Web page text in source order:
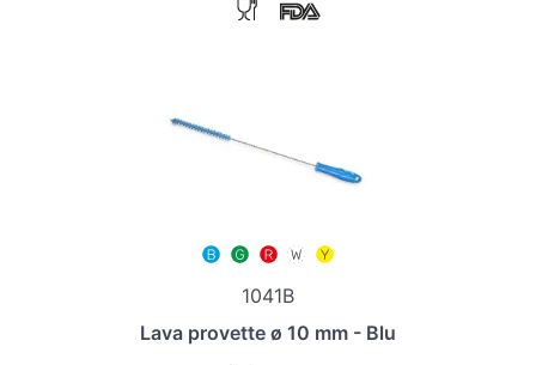
1041B
Lava provette ø 10 mm - Blu